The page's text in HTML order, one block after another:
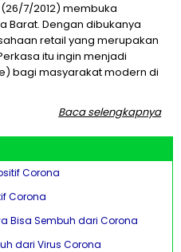
7/2012) membuka
Barat. Dengan dibukanya
retail yang merupakan
itu ingin menjadi
bagi masyarakat modern di
Baca selengkapnya
Corona
Corona
Bisa Sembuh dari Corona
dari Virus Corona